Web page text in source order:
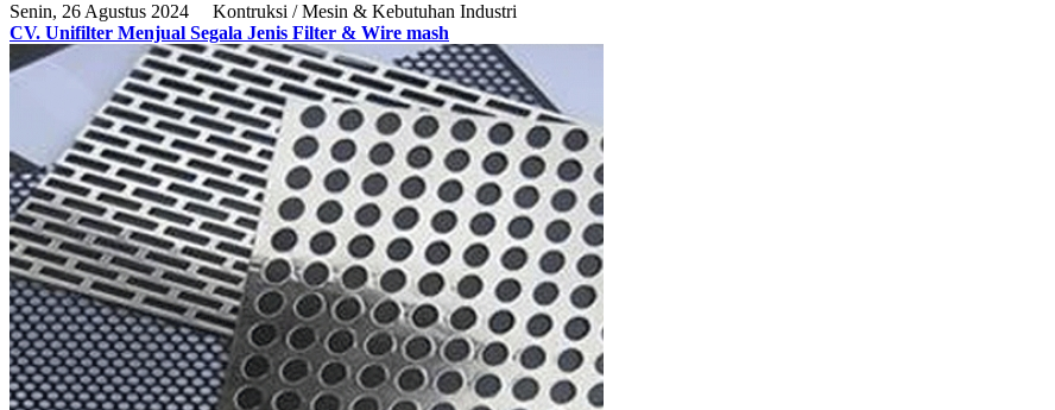
Senin, 26 Agustus 2024 Kontruksi / Mesin & Kebutuhan Industri
CV. Unifilter Menjual Segala Jenis Filter & Wire mash